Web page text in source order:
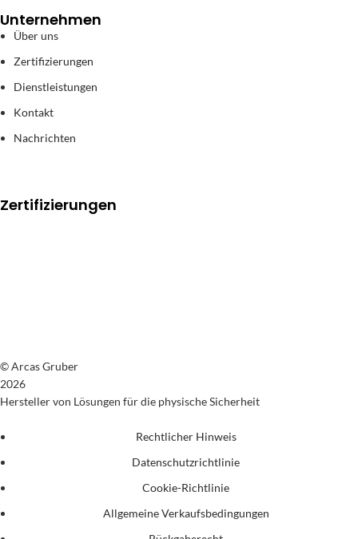
Unternehmen
Über uns
Zertifizierungen
Dienstleistungen
Kontakt
Nachrichten
Zertifizierungen
© Arcas Gruber
2026
Hersteller von Lösungen für die physische Sicherheit
Rechtlicher Hinweis
Datenschutzrichtlinie
Cookie-Richtlinie
Allgemeine Verkaufsbedingungen